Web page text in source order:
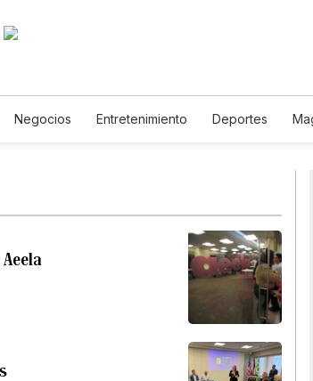
Negocios Entretenimiento Deportes